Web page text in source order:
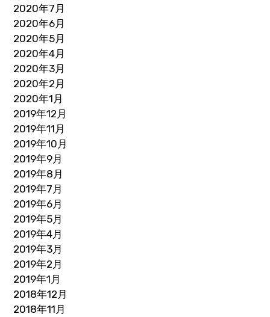
2020年7月
2020年6月
2020年5月
2020年4月
2020年3月
2020年2月
2020年1月
2019年12月
2019年11月
2019年10月
2019年9月
2019年8月
2019年7月
2019年6月
2019年5月
2019年4月
2019年3月
2019年2月
2019年1月
2018年12月
2018年11月